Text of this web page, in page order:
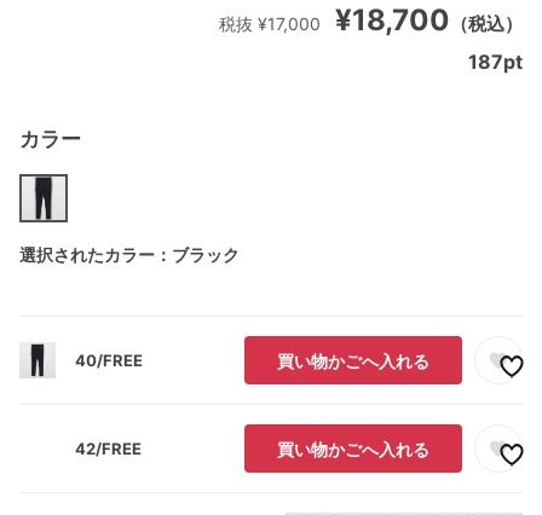
¥18,700 （税込）
税抜 ¥17,000
カラー
選択されたカラー：ブラック
40/FREE 買い物かごへ入れる
42/FREE 買い物かごへ入れる
187pt